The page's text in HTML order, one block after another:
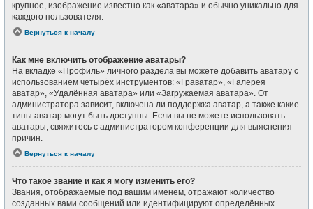
крупное, изображение известно как «аватара» и обычно уникально для
каждого пользователя.
Вернуться к началу
Как мне включить отображение аватары?
На вкладке «Профиль» личного раздела вы можете добавить аватару с
использованием четырёх инструментов: «Граватар», «Галерея
аватар», «Удалённая аватара» или «Загружаемая аватара». От
администратора зависит, включена ли поддержка аватар, а также какие
типы аватар могут быть доступны. Если вы не можете использовать
аватары, свяжитесь с администратором конференции для выяснения
причин.
Вернуться к началу
Что такое звание и как я могу изменить его?
Звания, отображаемые под вашим именем, отражают количество
созданных вами сообщений или идентифицируют определённых